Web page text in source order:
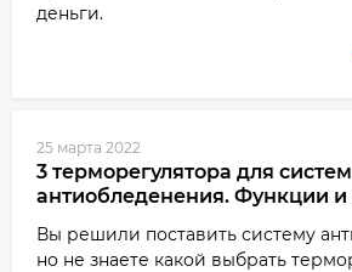
деньги.
25 марта 2022
3 терморегулятора для систем
антиобледенения. Функции
Вы решили поставить систему
но не знаете какой выбрать